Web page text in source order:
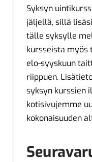
Syksyn
jäljellä, sillä
tälle syksylle
kursseista myös
elo-syyskuun
riippuen.
syksyn kurssien
kotisivujemme
kokonaisuuden